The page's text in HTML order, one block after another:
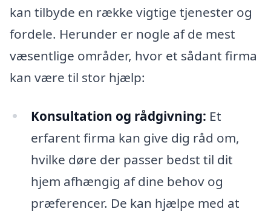
kan tilbyde en række vigtige tjenester og
fordele. Herunder er nogle af de mest
væsentlige områder, hvor et sådant firma
kan være til stor hjælp:
Konsultation og rådgivning: Et
erfarent firma kan give dig råd om,
hvilke døre der passer bedst til dit
hjem afhængig af dine behov og
præferencer. De kan hjælpe med at